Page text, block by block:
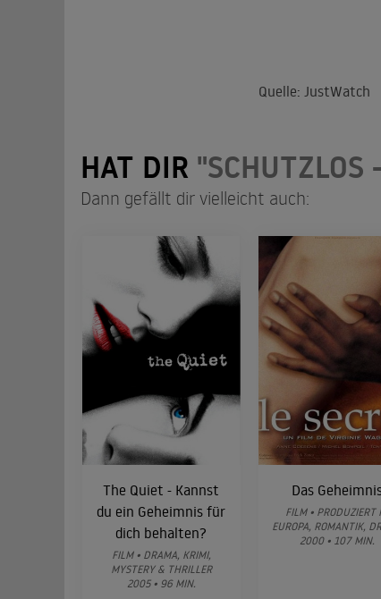
Quelle: JustWatch
HAT DIR "SCHUTZLOS
Dann gefällt dir vielleicht auch:
The Quiet - Kannst
du ein Geheimnis für
dich behalten?
FILM • DRAMA, KRIMI,
MYSTERY & THRILLER
2005 • 96 MIN.
Das
FILM • PRODUZIERT
EUROPA, ROMANTIK,
2000 • 107 MIN.